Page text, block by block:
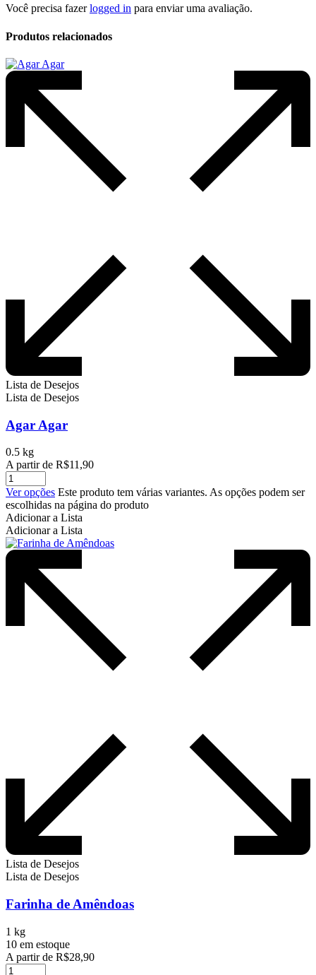
Você precisa fazerlogged in para enviar uma avaliação.
Produtos relacionados
Lista de Desejos
Lista de Desejos
Agar Agar
0.5 kg
A partir de R$11,90
Ver opções Este produto tem várias variantes. As opções podem ser
escolhidas na página do produto
Adicionar a Lista
Adicionar a Lista
Lista de Desejos
Lista de Desejos
Farinha de Amêndoas
1 kg
10 em estoque
A partir de R$28,90